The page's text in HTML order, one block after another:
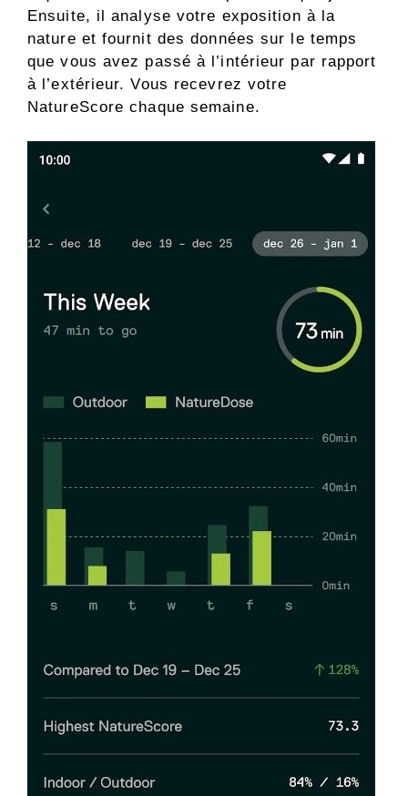
Ensuite, il analyse votre exposition à la
nature et fournit des données sur le temps
que vous avez passé à l’intérieur par rapport
à l’extérieur. Vous recevrez votre
NatureScore chaque semaine.